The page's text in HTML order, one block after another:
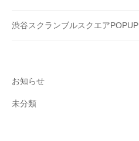
渋谷スクランブルスクエアPOPUP
お知らせ
未分類